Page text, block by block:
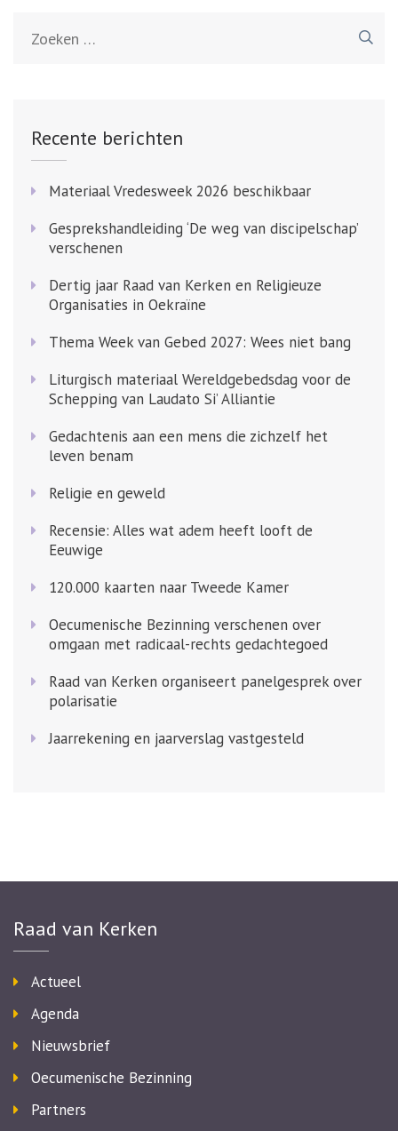
Recente berichten
Materiaal Vredesweek 2026 beschikbaar
Gesprekshandleiding ‘De weg van discipelschap’
verschenen
Dertig jaar Raad van Kerken en Religieuze
Organisaties in Oekraïne
Thema Week van Gebed 2027: Wees niet bang
Liturgisch materiaal Wereldgebedsdag voor de
Schepping van Laudato Si’ Alliantie
Gedachtenis aan een mens die zichzelf het
leven benam
Religie en geweld
Recensie: Alles wat adem heeft looft de
Eeuwige
120.000 kaarten naar Tweede Kamer
Oecumenische Bezinning verschenen over
omgaan met radicaal-rechts gedachtegoed
Raad van Kerken organiseert panelgesprek over
polarisatie
Jaarrekening en jaarverslag vastgesteld
Raad van Kerken
Actueel
Agenda
Nieuwsbrief
Oecumenische Bezinning
Partners